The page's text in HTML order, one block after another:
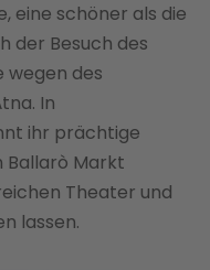
eine schöner als die
der Besuch des
wegen des
In
ihr prächtige
Ballarò Markt
Theater und
lassen.